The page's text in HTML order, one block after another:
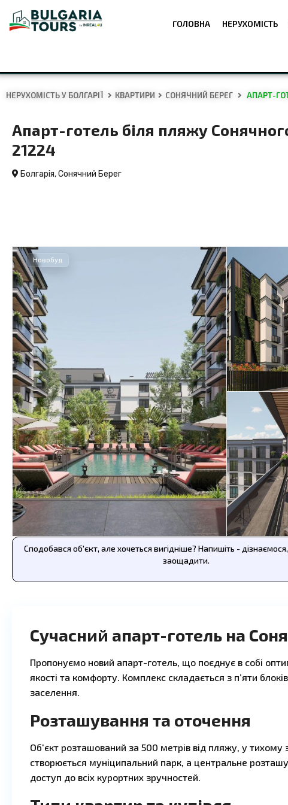
ГОЛОВНА НЕРУХОМІСТЬ
НЕРУХОМІСТЬ У БОЛГАРІЇ КВАРТИРИ СОНЯЧНИЙ БЕРЕГ АПАРТ-
Апарт-готель біля пляжу
21224
Болгарія,Сонячний Берег
Новобуд
Сподобався об'єкт, але хочеться вигідніше? Напишіть -
заощадити.
Сучасний апарт-готель на
Пропонуємо новий апарт-готель, що поєднує в собі
якості та комфорту. Комплекс складається з п’яти
заселення.
Розташування та оточення
Об'єкт розташований за 500 метрів від пляжу, у тихому
створюється муніципальний парк, а центральне
доступ до всіх курортних зручностей.